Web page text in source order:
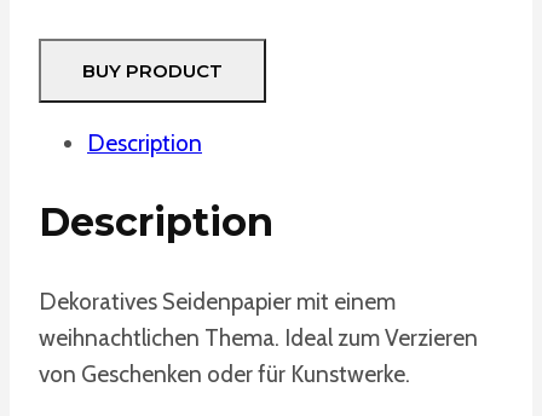
BUY PRODUCT
Description
Description
Dekoratives Seidenpapier mit einem
weihnachtlichen Thema. Ideal zum Verzieren
von Geschenken oder für Kunstwerke.